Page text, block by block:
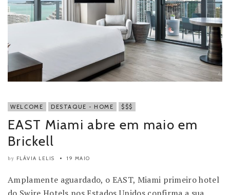
WELCOME DESTAQUE - HOME $$$
EAST Miami abre em maio em
Brickell
by FLÁVIA LELIS 19 MAIO
Amplamente aguardado, o EAST, Miami primeiro hotel